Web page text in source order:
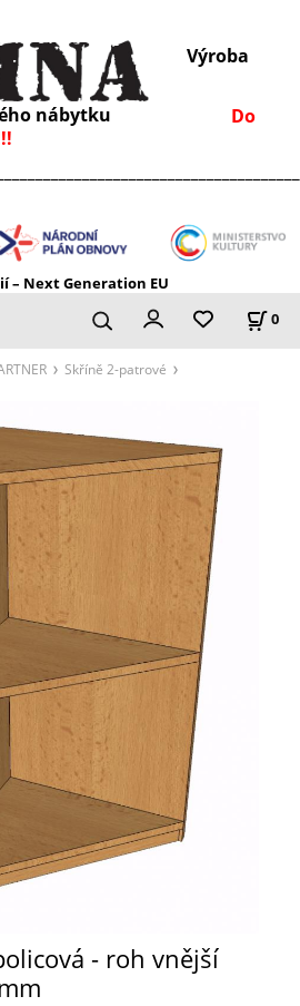
Výroba
nábytku Do
– Next Generation EU
0
Skříně 2-patrové
- roh vnější